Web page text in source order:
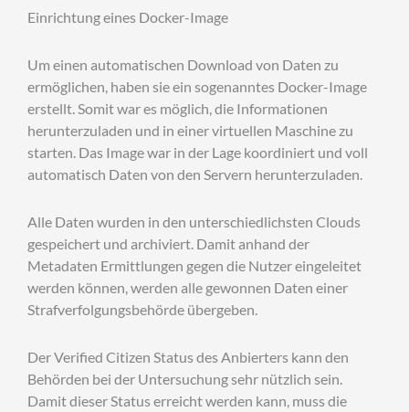
Einrichtung eines Docker-Image
Um einen automatischen Download von Daten zu
ermöglichen, haben sie ein sogenanntes Docker-Image
erstellt. Somit war es möglich, die Informationen
herunterzuladen und in einer virtuellen Maschine zu
starten. Das Image war in der Lage koordiniert und voll
automatisch Daten von den Servern herunterzuladen.
Alle Daten wurden in den unterschiedlichsten Clouds
gespeichert und archiviert. Damit anhand der
Metadaten Ermittlungen gegen die Nutzer eingeleitet
werden können, werden alle gewonnen Daten einer
Strafverfolgungsbehörde übergeben.
Der Verified Citizen Status des Anbierters kann den
Behörden bei der Untersuchung sehr nützlich sein.
Damit dieser Status erreicht werden kann, muss die